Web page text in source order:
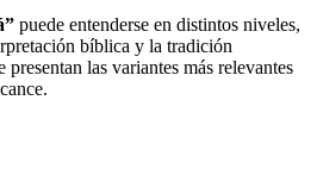
puede entenderse en distintos niveles,
bíblica y la tradición
las variantes más relevantes